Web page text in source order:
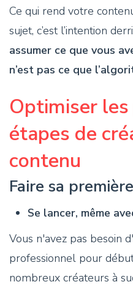
Ce qui rend votre
sujet, c’est l’intention
assumer ce que vous
n’est pas ce que
Optimiser
étapes de
contenu
Faire sa
Se lancer, même
Vous n'avez pas besoin
professionnel pour
nombreux créateurs à